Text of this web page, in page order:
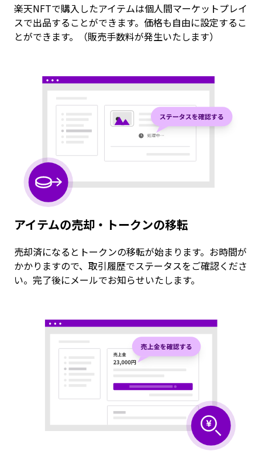
楽天NFTで購入したアイテムは個人間マーケットプレイ
スで出品することができます。価格も自由に設定するこ
とができます。（販売手数料が発生いたします）
アイテムの売却・トークンの移転
売却済になるとトークンの移転が始まります。お時間が
かかりますので、取引履歴でステータスをご確認くださ
い。完了後にメールでお知らせいたします。